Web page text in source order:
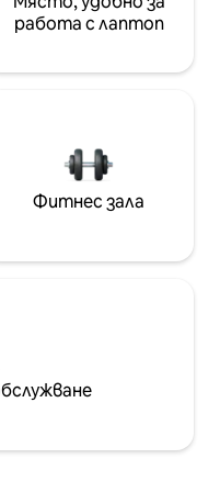
работа с лаптоп
Фитнес зала